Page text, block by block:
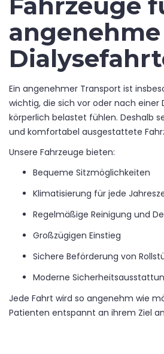
angenehme
Ein angenehmer Transport ist
wichtig, die sich vor oder nach einer
körperlich belastet fühlen. Deshalb
und komfortabel ausgestattete
Unsere Fahrzeuge bieten:
Bequeme Sitzmöglichkeiten
Klimatisierung für jede
Regelmäßige Reinigung und
Großzügigen Einstieg
Sichere Beförderung von
Moderne
Jede Fahrt wird so angenehm wie
Patienten entspannt an ihrem Ziel